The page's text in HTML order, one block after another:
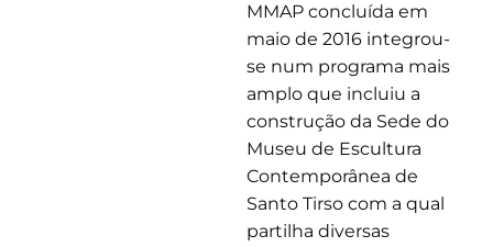
MMAP concluída em
maio de 2016 integrou-
se num programa mais
amplo que incluiu a
construção da Sede do
Museu de Escultura
Contemporânea de
Santo Tirso com a qual
partilha diversas